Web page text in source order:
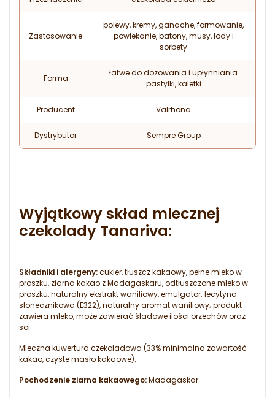
Zastosowanie
polewy, kremy, ganache, formowanie,
powlekanie, batony, musy, lody i
sorbety
Forma
łatwe do dozowania i upłynniania
pastylki, kaletki
Producent Valrhona
Dystrybutor Sempre Group
Wyjątkowy skład mlecznej
czekolady Tanariva:
Składniki i alergeny:cukier, tłuszcz kakaowy, pełne mleko w
proszku, ziarna kakao z Madagaskaru, odtłuszczone mleko w
proszku, naturalny ekstrakt waniliowy, emulgator: lecytyna
słonecznikowa (E322), naturalny aromat waniliowy; produkt
zawiera mleko, może zawierać śladowe ilości orzechów oraz
soi.
Mleczna kuwertura czekoladowa (33% minimalna zawartość
kakao, czyste masło kakaowe).
Pochodzenie ziarna kakaowego:Madagaskar.